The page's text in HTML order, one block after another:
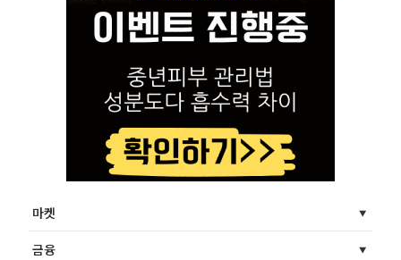
마켓
금융